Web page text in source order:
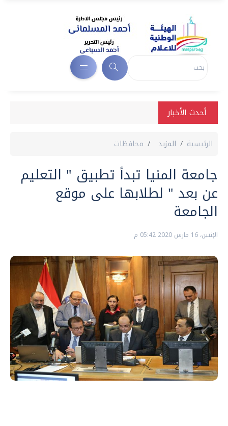
أحدث الأخبار
الرئيسية المزيد محافظات
جامعة المنيا تبدأ تطبيق " التعليم
عن بعد " لطلابها على موقع
الجامعة
الإثنين، 16 مارس 2020 05:42 م